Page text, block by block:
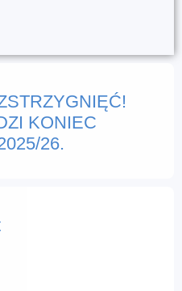
KONIEC
26.